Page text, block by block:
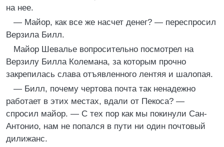
на нее.
— Майор, как все же насчет денег? — переспросил
Верзила Билл.
Майор Шевалье вопросительно посмотрел на
Верзилу Билла Колемана, за которым прочно
закрепилась слава отъявленного лентяя и шалопая.
— Билл, почему чертова почта так ненадежно
работает в этих местах, вдали от Пекоса? —
спросил майор. — С тех пор как мы покинули Сан-
Антонио, нам не попался в пути ни один почтовый
дилижанс.